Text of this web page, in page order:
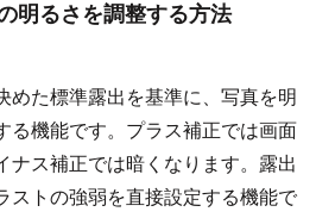
明るさを調整する方法
めた標準露出を基準に、写真を明
る機能です。プラス補正では画面
ナス補正では暗くなります。露出
ストの強弱を直接設定する機能で